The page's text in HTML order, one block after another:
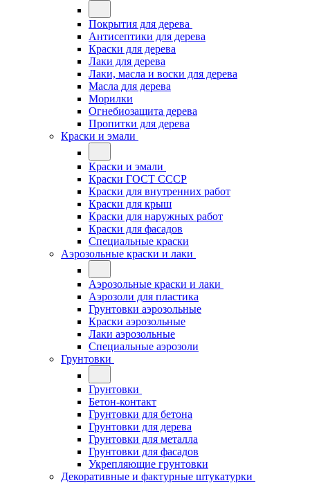
Покрытия для дерева
Антисептики для дерева
Краски для дерева
Лаки для дерева
Лаки, масла и воски для дерева
Масла для дерева
Морилки
Огнебиозащита дерева
Пропитки для дерева
Краски и эмали
Краски и эмали
Краски ГОСТ СССР
Краски для внутренних работ
Краски для крыш
Краски для наружных работ
Краски для фасадов
Специальные краски
Аэрозольные краски и лаки
Аэрозольные краски и лаки
Аэрозоли для пластика
Грунтовки аэрозольные
Краски аэрозольные
Лаки аэрозольные
Специальные аэрозоли
Грунтовки
Грунтовки
Бетон-контакт
Грунтовки для бетона
Грунтовки для дерева
Грунтовки для металла
Грунтовки для фасадов
Укрепляющие грунтовки
Декоративные и фактурные штукатурки